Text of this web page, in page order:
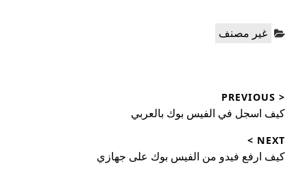
Categories:
غير مصنف
المقالات
< PREVIOUS
Previous
كيف اسجل في الفيس بوك بالعربي
NEXT >
Next
كيف ارفع فيدو من الفيس بوك على جهازي